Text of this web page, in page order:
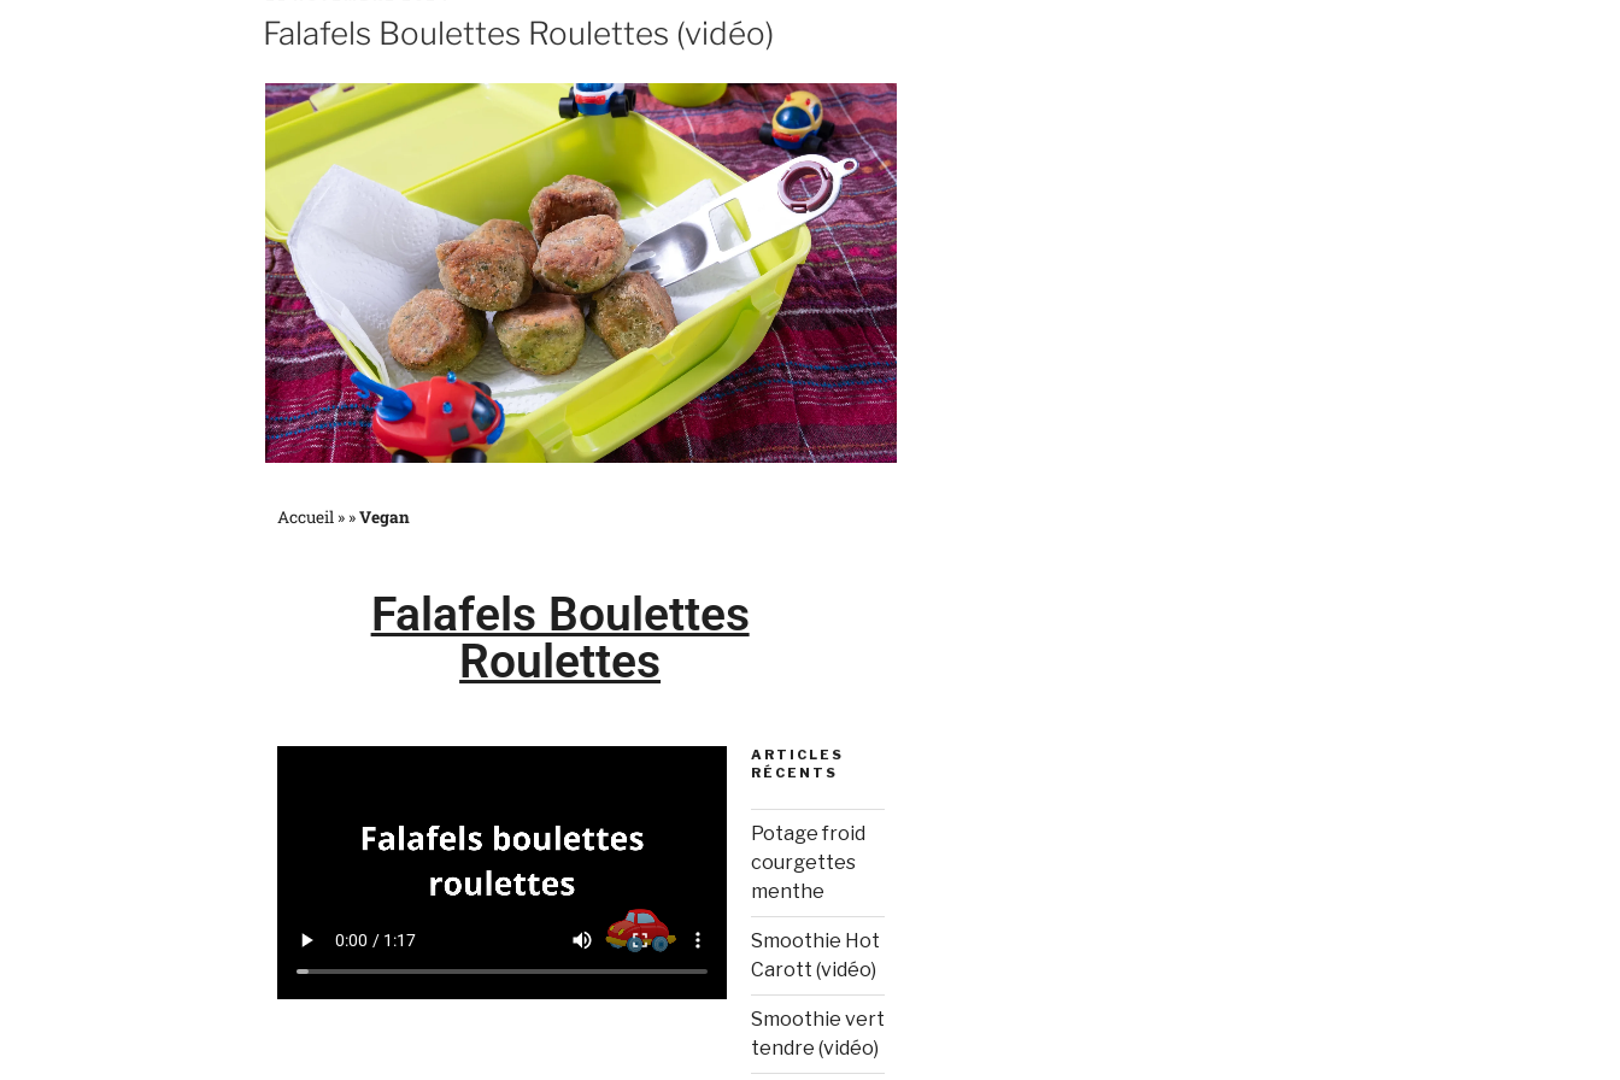
Falafels Boulettes Roulettes (vidéo)
Accueil » »Vegan
Falafels Boulettes
Roulettes
ARTICLES
RÉCENTS
Potage froid
courgettes
menthe
Smoothie Hot
Carott (vidéo)
Smoothie vert
tendre (vidéo)